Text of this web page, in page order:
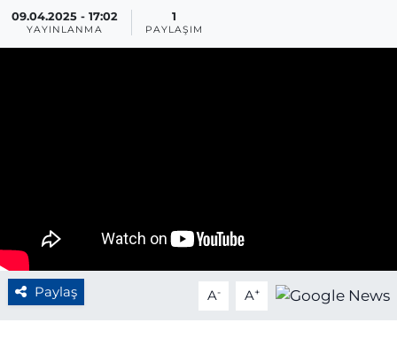
09.04.2025 - 17:02
YAYINLANMA
1
PAYLAŞIM
Paylaş A- A+
YAŞAM